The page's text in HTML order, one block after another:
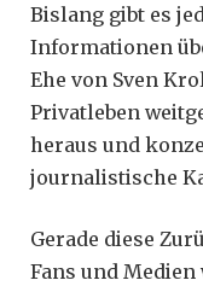
Bislang gibt es
Informationen
Ehe von Sven
Privatleben
heraus und
journalistische
Gerade diese
Fans und